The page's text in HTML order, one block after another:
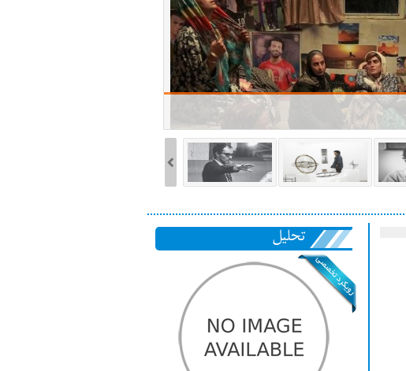
تحلیل